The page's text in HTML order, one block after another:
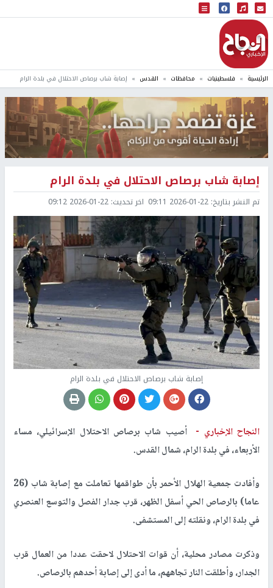
البث المباشر
إذاعة النجاح
الرئيسية فلسطينيات محافظات القدس إصابة شاب برصاص الاحتلال في بلدة الرام
إصابة شاب برصاص الاحتلال في بلدة الرام
تم النشر بتاريخ: 2026-01-22 09:11 اخر تحديث: 2026-01-22 09:12
إصابة شاب برصاص الاحتلال في بلدة الرام
النجاح الإخباري - أصيب شاب برصاص الاحتلال الإسرائيلي، مساء
الأربعاء، في بلدة الرام، شمال القدس.
وأفادت جمعية الهلال الأحمر بأن طواقمها تعاملت مع إصابة شاب (26
عاما) بالرصاص الحي أسفل الظهر، قرب جدار الفصل والتوسع العنصري
في بلدة الرام، ونقلته إلى المستشفى.
وذكرت مصادر محلية، أن قوات الاحتلال لاحقت عددا من العمال قرب
الجدار، وأطلقت النار تجاههم، ما أدى إلى إصابة أحدهم بالرصاص.